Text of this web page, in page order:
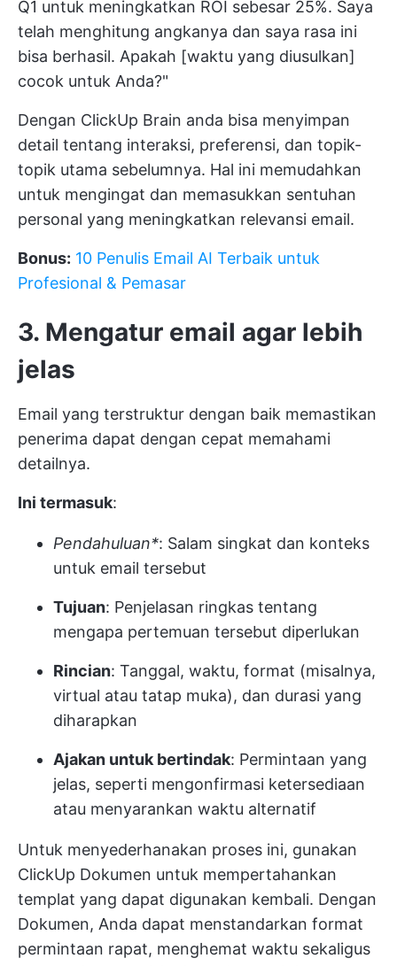
Q1 untuk meningkatkan ROI sebesar 25%. Saya
telah menghitung angkanya dan saya rasa ini
bisa berhasil. Apakah [waktu yang diusulkan]
cocok untuk Anda?"
Dengan ClickUp Brain anda bisa menyimpan
detail tentang interaksi, preferensi, dan topik-
topik utama sebelumnya. Hal ini memudahkan
untuk mengingat dan memasukkan sentuhan
personal yang meningkatkan relevansi email.
Bonus: 10 Penulis Email AI Terbaik untuk
Profesional & Pemasar
3. Mengatur email agar lebih
jelas
Email yang terstruktur dengan baik memastikan
penerima dapat dengan cepat memahami
detailnya.
Ini termasuk:
Pendahuluan*: Salam singkat dan konteks
untuk email tersebut
Tujuan: Penjelasan ringkas tentang
mengapa pertemuan tersebut diperlukan
Rincian: Tanggal, waktu, format (misalnya,
virtual atau tatap muka), dan durasi yang
diharapkan
Ajakan untuk bertindak: Permintaan yang
jelas, seperti mengonfirmasi ketersediaan
atau menyarankan waktu alternatif
Untuk menyederhanakan proses ini, gunakan
ClickUp Dokumen untuk mempertahankan
templat yang dapat digunakan kembali. Dengan
Dokumen, Anda dapat menstandarkan format
permintaan rapat, menghemat waktu sekaligus